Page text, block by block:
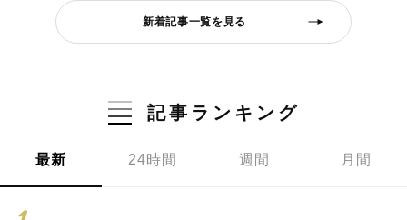
新着記事一覧を見る
記事ランキング
最新 24時間 週間 月間